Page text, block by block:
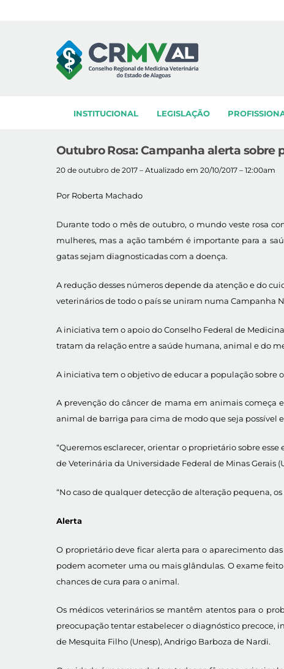
INSTITUCIONAL LEGISLAÇÃO
Outubro Rosa: Campanha alerta
20 de outubro de 2017 – Atualizado em 20/10/2017 – 12:00am
Por Roberta Machado
Durante todo o mês de outubro, o mundo veste rosa
mulheres, mas a ação também é importante para a
gatas sejam diagnosticadas com a doença.
A redução desses números depende da atenção e do
veterinários de todo o país se uniram numa Campanha
A iniciativa tem o apoio do Conselho Federal de
tratam da relação entre a saúde humana, animal e do
A iniciativa tem o objetivo de educar a população sobre
A prevenção do câncer de mama em animais começa
animal de barriga para cima de modo que seja possível
“Queremos esclarecer, orientar o proprietário sobre
de Veterinária da Universidade Federal de Minas Gerais
“No caso de qualquer detecção de alteração pequena,
Alerta
O proprietário deve ficar alerta para o aparecimento
podem acometer uma ou mais glândulas. O exame
chances de cura para o animal.
Os médicos veterinários se mantêm atentos para o
preocupação tentar estabelecer o diagnóstico precoce,
de Mesquita Filho (Unesp), Andrigo Barboza de Nardi.